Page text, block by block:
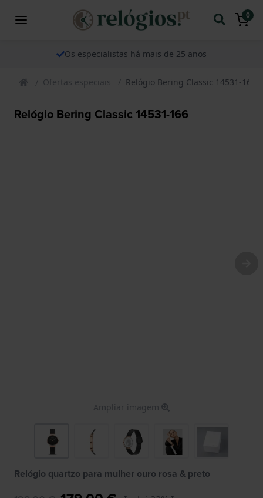
0
Os especialistas há mais de 25 anos
Ofertas especiais Relógio Bering Classic 14531-166
Relógio Bering Classic 14531-166
Ampliar imagem
Relógio quartzo para mulher ouro rosa & preto